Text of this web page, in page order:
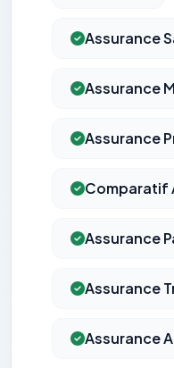
Assurance
Assurance
Assurance
Comparatif
Assurance
Assurance
Assurance